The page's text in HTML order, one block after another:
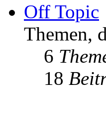
Off Topic
Themen,
6
18